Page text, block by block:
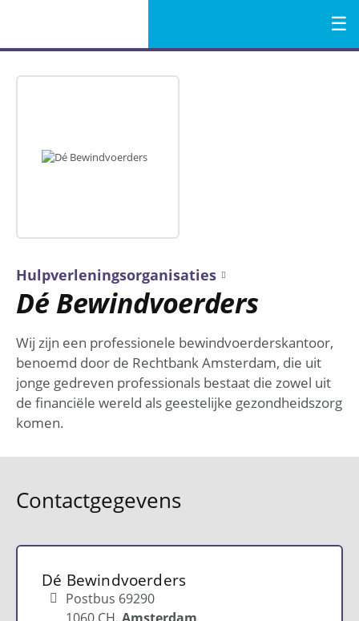
Menu
Hulpverleningsorganisaties
Dé Bewindvoerders
Wij zijn een professionele bewindvoerderskantoor,
benoemd door de Rechtbank Amsterdam, die uit
jonge gedreven professionals bestaat die zowel uit
de financiële wereld als geestelijke gezondheidszorg
komen.
Contactgegevens
Dé Bewindvoerders
Postbus 69290